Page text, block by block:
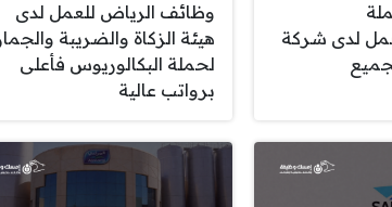
لدى شركة
وظائف الرياض للعمل لدى
هيئة الزكاة والضريبة
لحملة البكالوريوس فأعلى
برواتب عالية